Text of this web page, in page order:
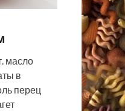
масло
в
перец